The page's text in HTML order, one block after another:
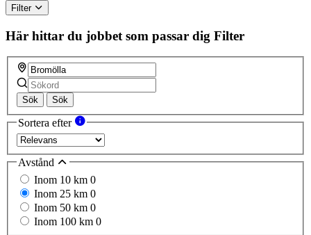
Filter
Här hittar du jobbet som passar dig Filter
Sök Sök
Sortera efter
Avstånd
Inom 10 km 0
Inom 25 km 0
Inom 50 km 0
Inom 100 km 0